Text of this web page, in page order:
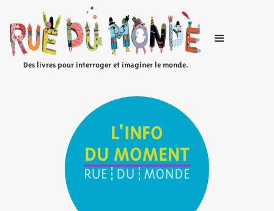
Des livres pour interroger et imaginer le monde.
L'INFO
DU MOMENT